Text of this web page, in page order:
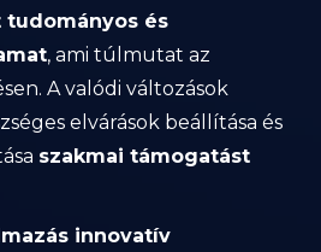
tudományos és
, ami túlmutat az
A valódi változások
elvárások beállítása és
szakmai támogatást
innovatív